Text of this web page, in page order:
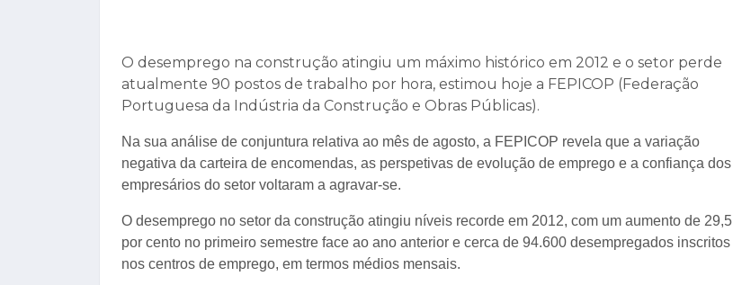
O desemprego na construção atingiu um máximo histórico em 2012 e o setor perde
atualmente 90 postos de trabalho por hora, estimou hoje a FEPICOP (Federação
Portuguesa da Indústria da Construção e Obras Públicas).
Na sua análise de conjuntura relativa ao mês de agosto, a FEPICOP revela que a variação
negativa da carteira de encomendas, as perspetivas de evolução de emprego e a confiança dos
empresários do setor voltaram a agravar-se.
O desemprego no setor da construção atingiu níveis recorde em 2012, com um aumento de 29,5
por cento no primeiro semestre face ao ano anterior e cerca de 94.600 desempregados inscritos
nos centros de emprego, em termos médios mensais.